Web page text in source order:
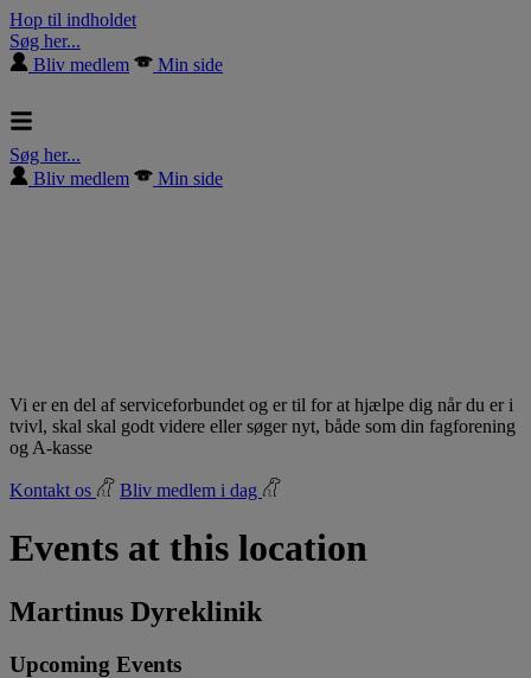
Hop til indholdet
Søg her...
Bliv medlem
Min side
Søg her...
Bliv medlem
Min side
Vi er en del af serviceforbundet og er til for at hjælpe dig når du er i
tvivl, skal skal godt videre eller søger nyt, både som din fagforening
og A-kasse
Kontakt os Bliv medlem i dag
Events at this location
Martinus Dyreklinik
Upcoming Events